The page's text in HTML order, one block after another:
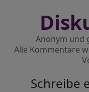
Anonym und
Alle Kommentare
Schreibe